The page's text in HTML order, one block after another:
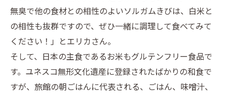
無臭で他の食材との相性のよいソルガムきびは、白米と
の相性も抜群ですので、ぜひ一緒に調理して食べてみて
ください！」とエリカさん。
そして、日本の主食であるお米もグルテンフリー食品で
す。ユネスコ無形文化遺産に登録されたばかりの和食で
すが、旅館の朝ごはんに代表される、ごはん、味噌汁、